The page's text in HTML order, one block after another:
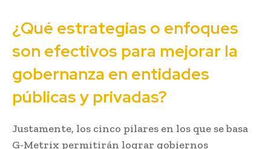
¿Qué estrategias o enfoques
son efectivos para mejorar la
gobernanza en entidades
públicas y privadas?
Justamente, los cinco pilares en los que se basa
G-Metrix permitirán lograr gobiernos